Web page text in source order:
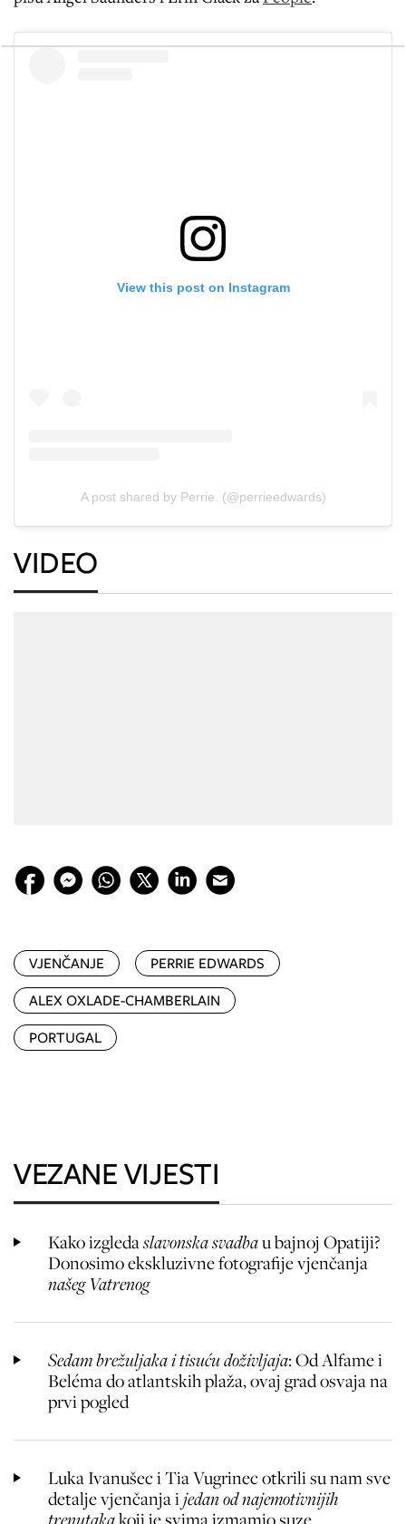
View this post on Instagram
A post shared by Perrie. (@perrieedwards)
VIDEO
VJENČANJE
PERRIE EDWARDS
ALEX OXLADE-CHAMBERLAIN
PORTUGAL
VEZANE VIJESTI
Kako izgledaslavonska svadbau bajnoj Opatiji?
Donosimo ekskluzivne fotografije vjenčanja
našeg Vatrenog
Sedam brežuljaka i tisuću doživljaja: Od Alfame i
Beléma do atlantskih plaža, ovaj grad osvaja na
prvi pogled
Luka Ivanušec i Tia Vugrinec otkrili su nam sve
detalje vjenčanja ijedan od najemotivnijih
trenutakakoji je svima izmamio suze